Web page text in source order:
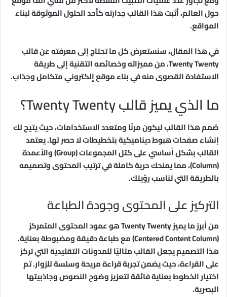
حول العالم، أثبت هذا القالب جدارته كأحد الحلول الموثوقة لبناء
المواقع.
في هذا المقال، سنستعرض كل ما تحتاج إلى معرفته عن قالب
Twenty Twenty، من مميزاته وخصائصه التقنية إلى طريقة
الاستفادة القصوى منه في بناء موقع إلكتروني متكامل وجذاب.
ما الذي يميز قالب Twenty Twenty؟
صُمم هذا القالب ليكون مرنًا ومتعدد الاستخدامات، حيث يتيح لك
إنشاء صفحات هبوط ديناميكية بتخطيطات لا حصر لها. يعتمد
القالب بشكل أساسي على كتل المجموعات (Group) والأعمدة
(Column)، مما يمنحك حرية كاملة في ترتيب المحتوى وتصميمه
بالطريقة التي تناسب رؤيتك.
التركيز على المحتوى وجودة الطباعة
من أبرز ما يميز Twenty Twenty هو عمود المحتوى المتمركز
(Centered Content Column) مع طباعة دقيقة ومضبوطة بعناية.
هذا التصميم يجعل القالب مثاليًا للمدونات التقليدية التي تركز
على القراءة، حيث يضمن تجربة قراءة مريحة وسلسة للزوار. تم
اختيار الخطوط بعناية فائقة لتعزيز وضوح النصوص وجاذبيتها
البصرية.